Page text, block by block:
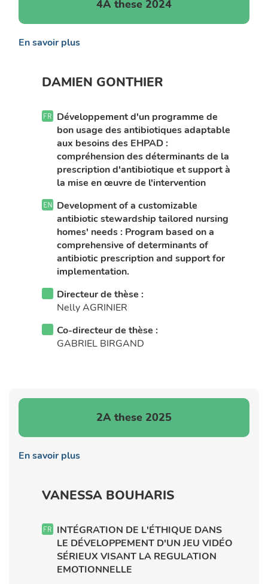
4A these 2024
En savoir plus
DAMIEN GONTHIER
Développement d'un programme de
bon usage des antibiotiques adaptable
aux besoins des EHPAD :
compréhension des déterminants de la
prescription d'antibiotique et support à
la mise en œuvre de l'intervention
Development of a customizable
antibiotic stewardship tailored nursing
homes' needs : Program based on a
comprehensive of determinants of
antibiotic prescription and support for
implementation.
Directeur de thèse :
Nelly AGRINIER
Co-directeur de thèse :
GABRIEL BIRGAND
2A these 2025
En savoir plus
VANESSA BOUHARIS
INTÉGRATION DE L'ÉTHIQUE DANS
LE DÉVELOPPEMENT D'UN JEU VIDÉO
SÉRIEUX VISANT LA REGULATION
EMOTIONNELLE